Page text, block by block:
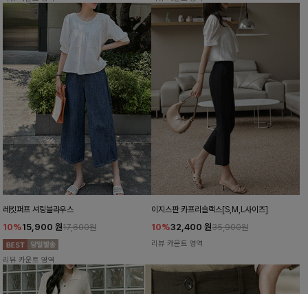
레킷퍼프 셔링블라우스
10%15,900 원17,600원
리뷰 카운트 영역
이지스판 카프리슬랙스[S,M,L사이즈]
10%32,400 원35,900원
리뷰 카운트 영역